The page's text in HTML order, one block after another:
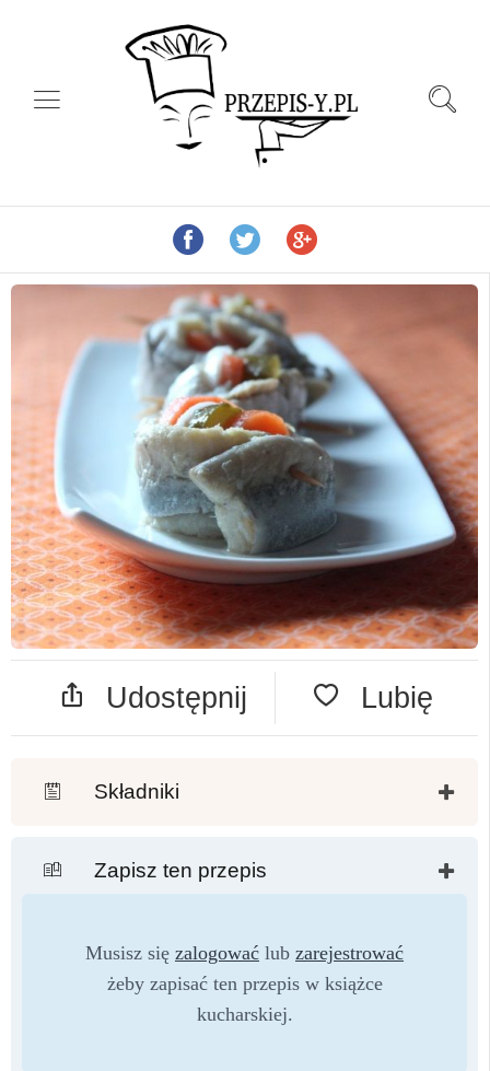
Udostępnij Lubię
Składniki
Zapisz ten przepis
Musisz się zalogować lub zarejestrować
żeby zapisać ten przepis w książce
kucharskiej.